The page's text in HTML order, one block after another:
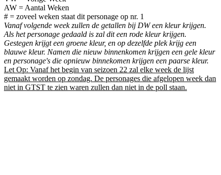
AW = Aantal Weken
# = zoveel weken staat dit personage op nr. 1
Vanaf volgende week zullen de getallen bij DW een kleur krijgen.
Als het personage gedaald is zal dit een rode kleur krijgen.
Gestegen krijgt een groene kleur, en op dezelfde plek krijg een
blauwe kleur. Namen die nieuw binnenkomen krijgen een gele kleur
en personage's die opnieuw binnekomen krijgen een paarse kleur.
Let Op: Vanaf het begin van seizoen 22 zal elke week de lijst
gemaakt worden op zondag. De personages die afgelopen week dan
niet in GTST te zien waren zullen dan niet in de poll staan.